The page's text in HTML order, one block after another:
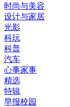
时尚与美容
设计与家居
光影
科玩
科普
汽车
心事家事
精选
特辑
早报校园